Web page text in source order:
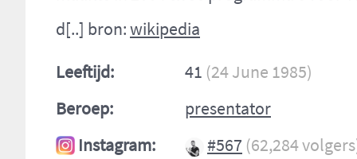
d[..] bron:wikipedia
Leeftijd:
41 (24 June 1985)
Beroep:
presentator
Instagram:
#567 (62,284